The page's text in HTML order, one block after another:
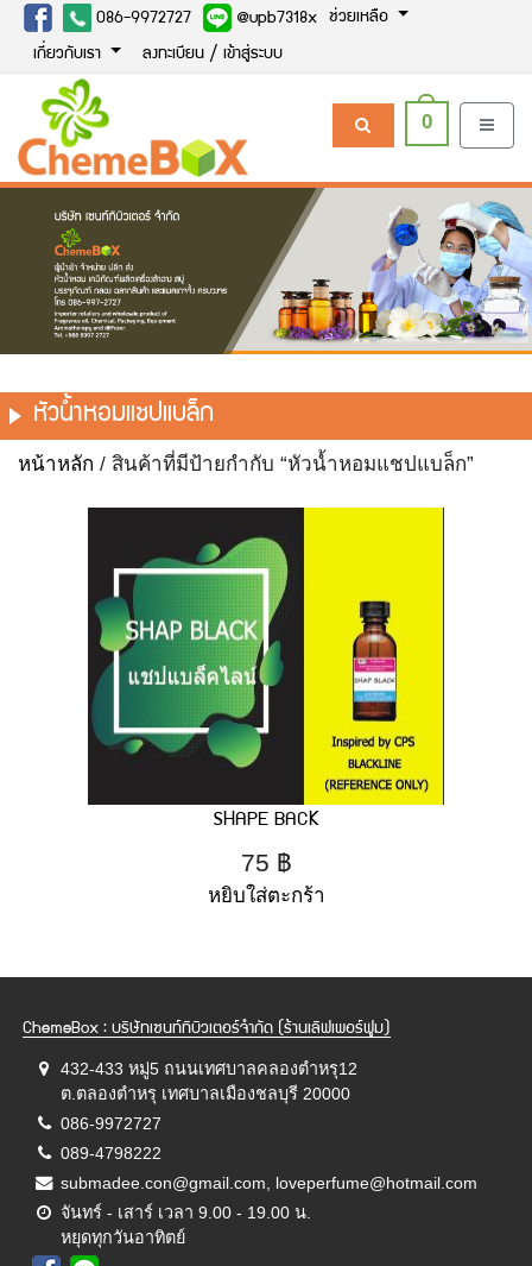
086-9972727 @upb7318x ช่วยเหลือ
เกี่ยวกับเรา ลงทะเบียน / เข้าสู่ระบบ
0
หัวน้ำหอมแชปแบล็ก
หน้าหลัก / สินค้าที่มีป้ายกำกับ “หัวน้ำหอมแชปแบล็ก”
SHAPE BACK
75 ฿
หยิบใส่ตะกร้า
ChemeBox : บริษัทเซนท์ทิบิวเตอร์จำกัด (ร้านเลิฟเพอร์ฟูม)
432-433 หมู่5 ถนนเทศบาลคลองตำหรุ12
ต.ตลองตำหรุ เทศบาลเมืองชลบุรี 20000
086-9972727
089-4798222
submadee.con@gmail.com, loveperfume@hotmail.com
จันทร์ - เสาร์ เวลา 9.00 - 19.00 น.
หยุดทุกวันอาทิตย์